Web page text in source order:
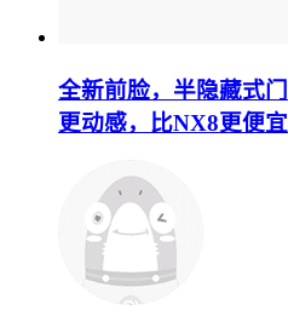
全新前脸，半隐藏式
更动感，比NX8更便宜